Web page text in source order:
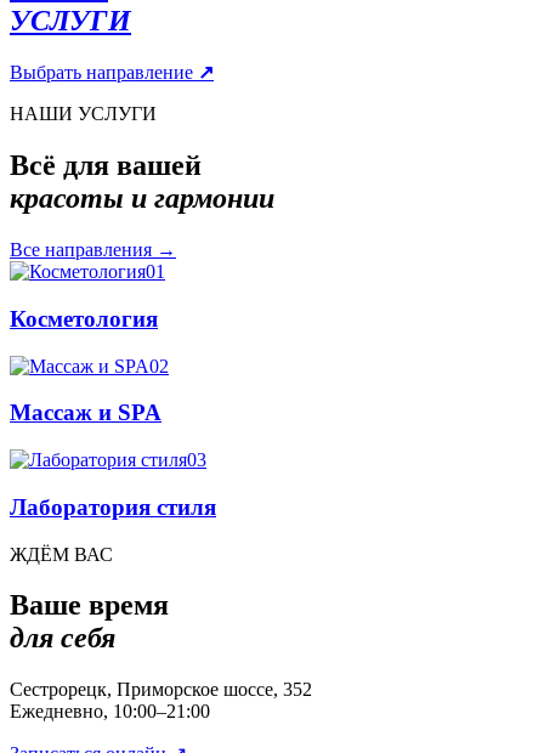
УСЛУГИ
Выбрать направление ↗
НАШИ УСЛУГИ
Всё для вашей
красоты и гармонии
Все направления →
01
Косметология
02
Массаж и SPA
03
Лаборатория стиля
ЖДЁМ ВАС
Ваше время
для себя
Сестрорецк, Приморское шоссе, 352
Ежедневно, 10:00–21:00